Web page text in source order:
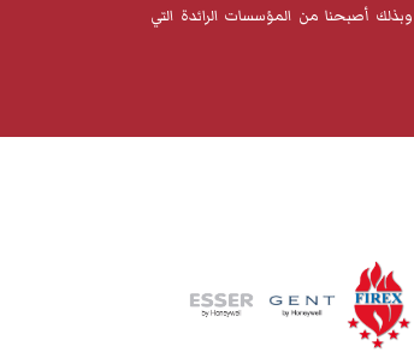
أصبحنا من المؤسسات الرائدة التي